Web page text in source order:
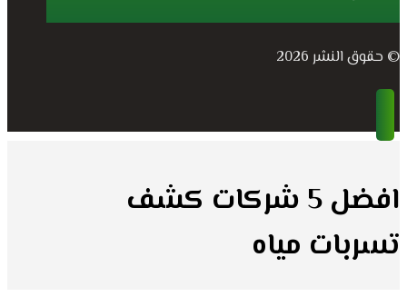
© حقوق النشر 2026
افضل 5 شركات كشف
تسربات مياه